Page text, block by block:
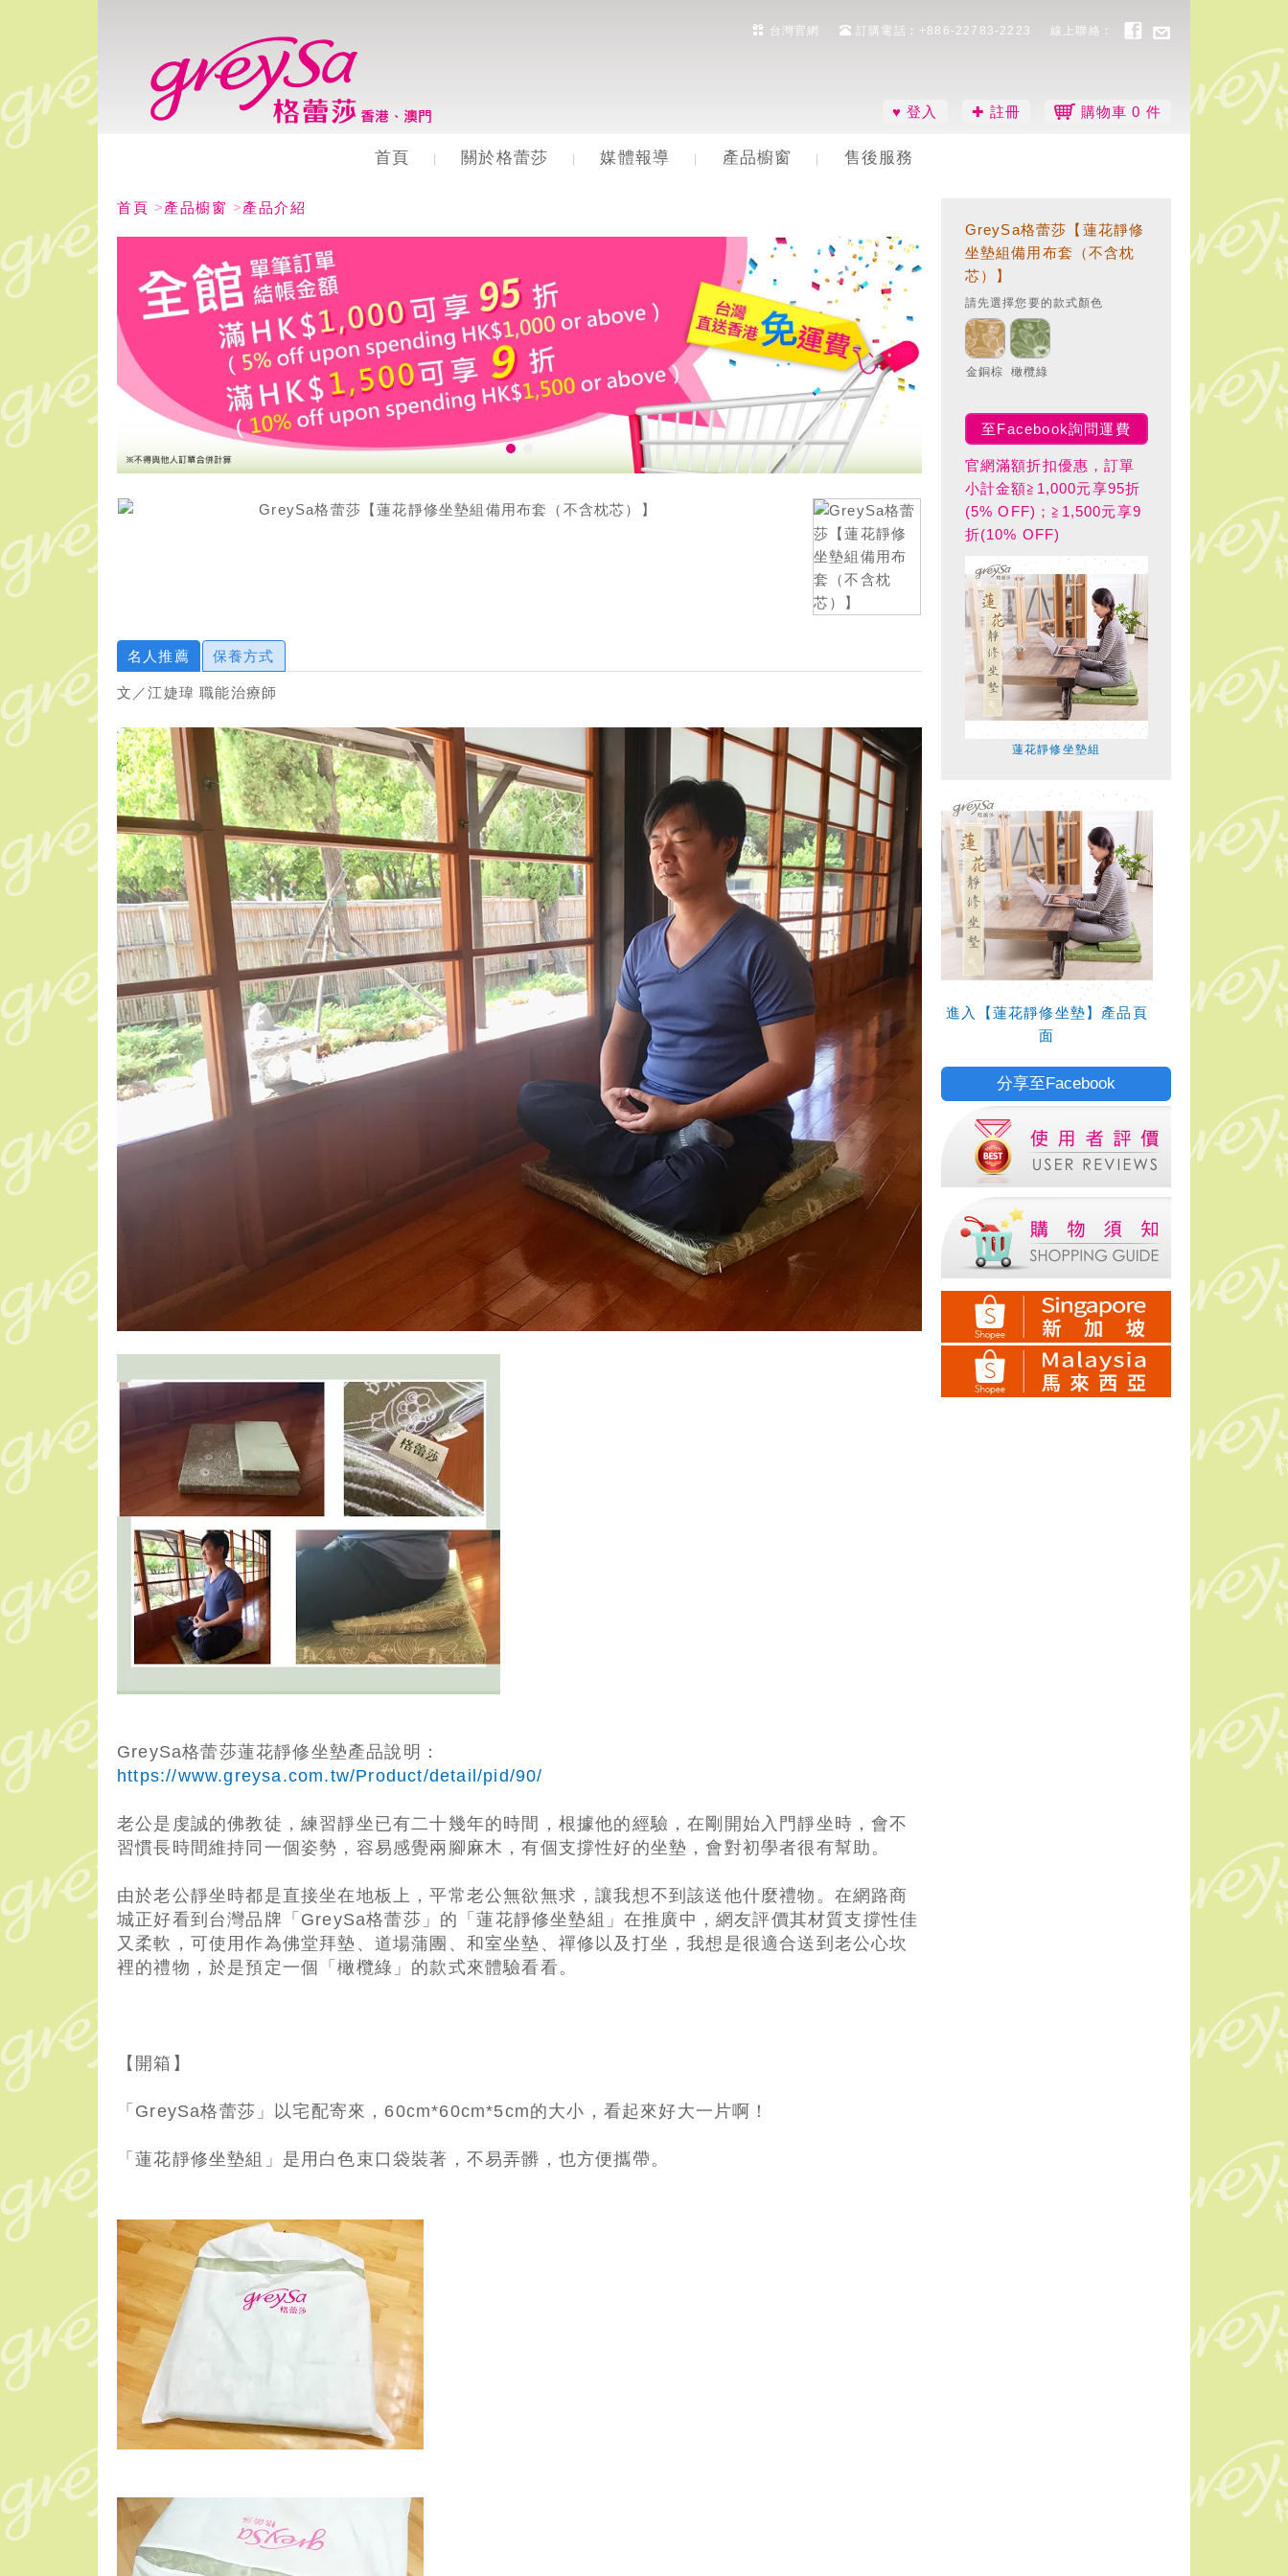
台灣官網 訂購電話︰+886-22783-2223 線上聯絡︰
♥ 登入 ✚ 註冊 購物車0 件
首頁 關於格蕾莎 媒體報導 產品櫥窗 售後服務
首頁 >產品櫥窗 >產品介紹
名人推薦 保養方式
文／江婕瑋 職能治療師
GreySa格蕾莎蓮花靜修坐墊產品說明：
https://www.greysa.com.tw/Product/detail/pid/90/
老公是虔誠的佛教徒，練習靜坐已有二十幾年的時間，根據他的經驗，在剛開始入門靜坐時，會不
習慣長時間維持同一個姿勢，容易感覺兩腳麻木，有個支撐性好的坐墊，會對初學者很有幫助。
由於老公靜坐時都是直接坐在地板上，平常老公無欲無求，讓我想不到該送他什麼禮物。在網路商
城正好看到台灣品牌「GreySa格蕾莎」的「蓮花靜修坐墊組」在推廣中，網友評價其材質支撐性佳
又柔軟，可使用作為佛堂拜墊、道場蒲團、和室坐墊、禪修以及打坐，我想是很適合送到老公心坎
裡的禮物，於是預定一個「橄欖綠」的款式來體驗看看。
【開箱】
「GreySa格蕾莎」以宅配寄來，60cm*60cm*5cm的大小，看起來好大一片啊！
「蓮花靜修坐墊組」是用白色束口袋裝著，不易弄髒，也方便攜帶。
GreySa格蕾莎【蓮花靜修
坐墊組備用布套（不含枕
芯）】
請先選擇您要的款式顏色
金銅棕 橄欖綠
至Facebook詢問運費
官網滿額折扣優惠，訂單
小計金額≧1,000元享95折
(5% OFF)；≧1,500元享9
折(10% OFF)
蓮花靜修坐墊組
進入【蓮花靜修坐墊】產品頁
面
分享至Facebook